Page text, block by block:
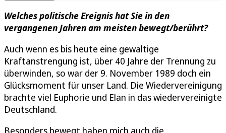
Welches politische Ereignis hat Sie in den
vergangenen Jahren am meisten bewegt/berührt?
Auch wenn es bis heute eine gewaltige
Kraftanstrengung ist, über 40 Jahre der Trennung zu
überwinden, so war der 9. November 1989 doch ein
Glücksmoment für unser Land. Die Wiedervereinigung
brachte viel Euphorie und Elan in das wiedervereinigte
Deutschland.